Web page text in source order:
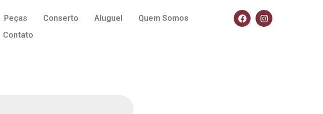
Peças Conserto Aluguel
Quem Somos
Contato